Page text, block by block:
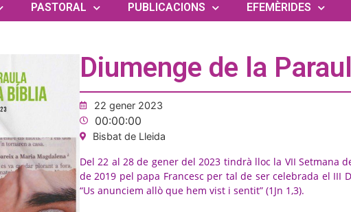
PASTORAL PUBLICACIONS EFEMÈRIDES
Diumenge de la
22 gener 2023
00:00:00
Bisbat de Lleida
Del 22 al 28 de gener del 2023 tindrà lloc la VII Setmana
de 2019 pel papa Francesc per tal de ser celebrada el III
“Us anunciem allò que hem vist i sentit” (1Jn 1,3).